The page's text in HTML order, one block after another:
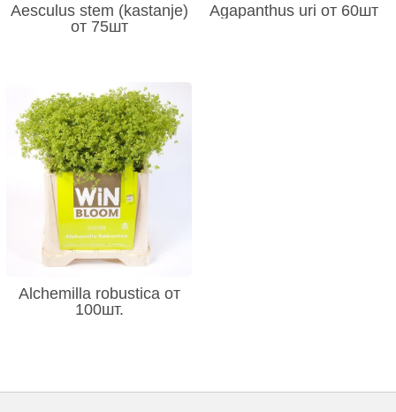
Aesculus stem (kastanje)
от 75шт
Agapanthus uri от 60шт
Alchemilla robustica от
100шт.